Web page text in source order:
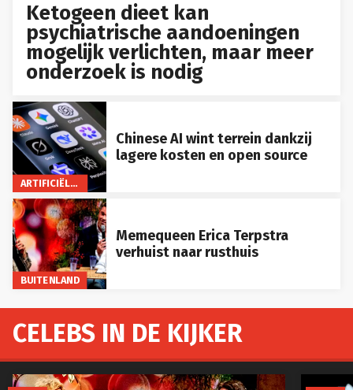
Ketogeen dieet kan
psychiatrische aandoeningen
mogelijk verlichten, maar meer
onderzoek is nodig
ARTIFICIËLE INTELLIGENTIE
Chinese AI wint terrein dankzij
lagere kosten en open source
BUITENLAND
Memequeen Erica Terpstra
verhuist naar rusthuis
CELEBS IN DE KIJKER